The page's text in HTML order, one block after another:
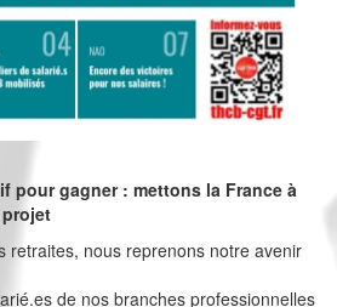
pour gagner : mettons la France à
projet
retraites, nous reprenons notre avenir
de nos branches professionnelles